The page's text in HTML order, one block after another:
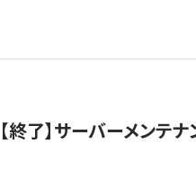
【終了】サーバーメンテ